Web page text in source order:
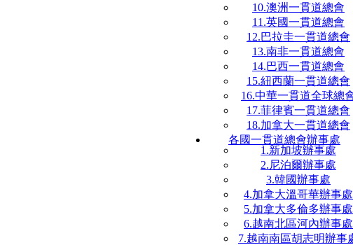
10.澳洲一貫道總會
11.英國一貫道總會
12.巴拉圭一貫道總會
13.南非一貫道總會
14.巴西一貫道總會
15.紐西蘭一貫道總會
16.中華一貫道全球總
17.菲律賓一貫道總會
18.加拿大一貫道總會
各國一貫道總會辦事處
1.新加坡辦事處
2.尼泊爾辦事處
3.韓國辦事處
4.加拿大溫哥華辦事處
5.加拿大多倫多辦事處
6.越南北區河內辦事處
7.越南南區胡志明辦事